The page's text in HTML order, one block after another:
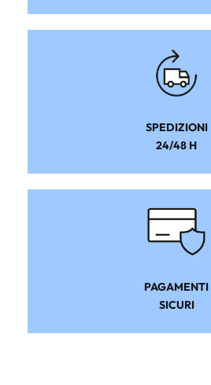
SPEDIZIONI
24/48 H
PAGAMENTI
SICURI